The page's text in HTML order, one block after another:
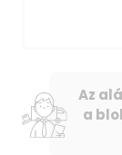
Az
a